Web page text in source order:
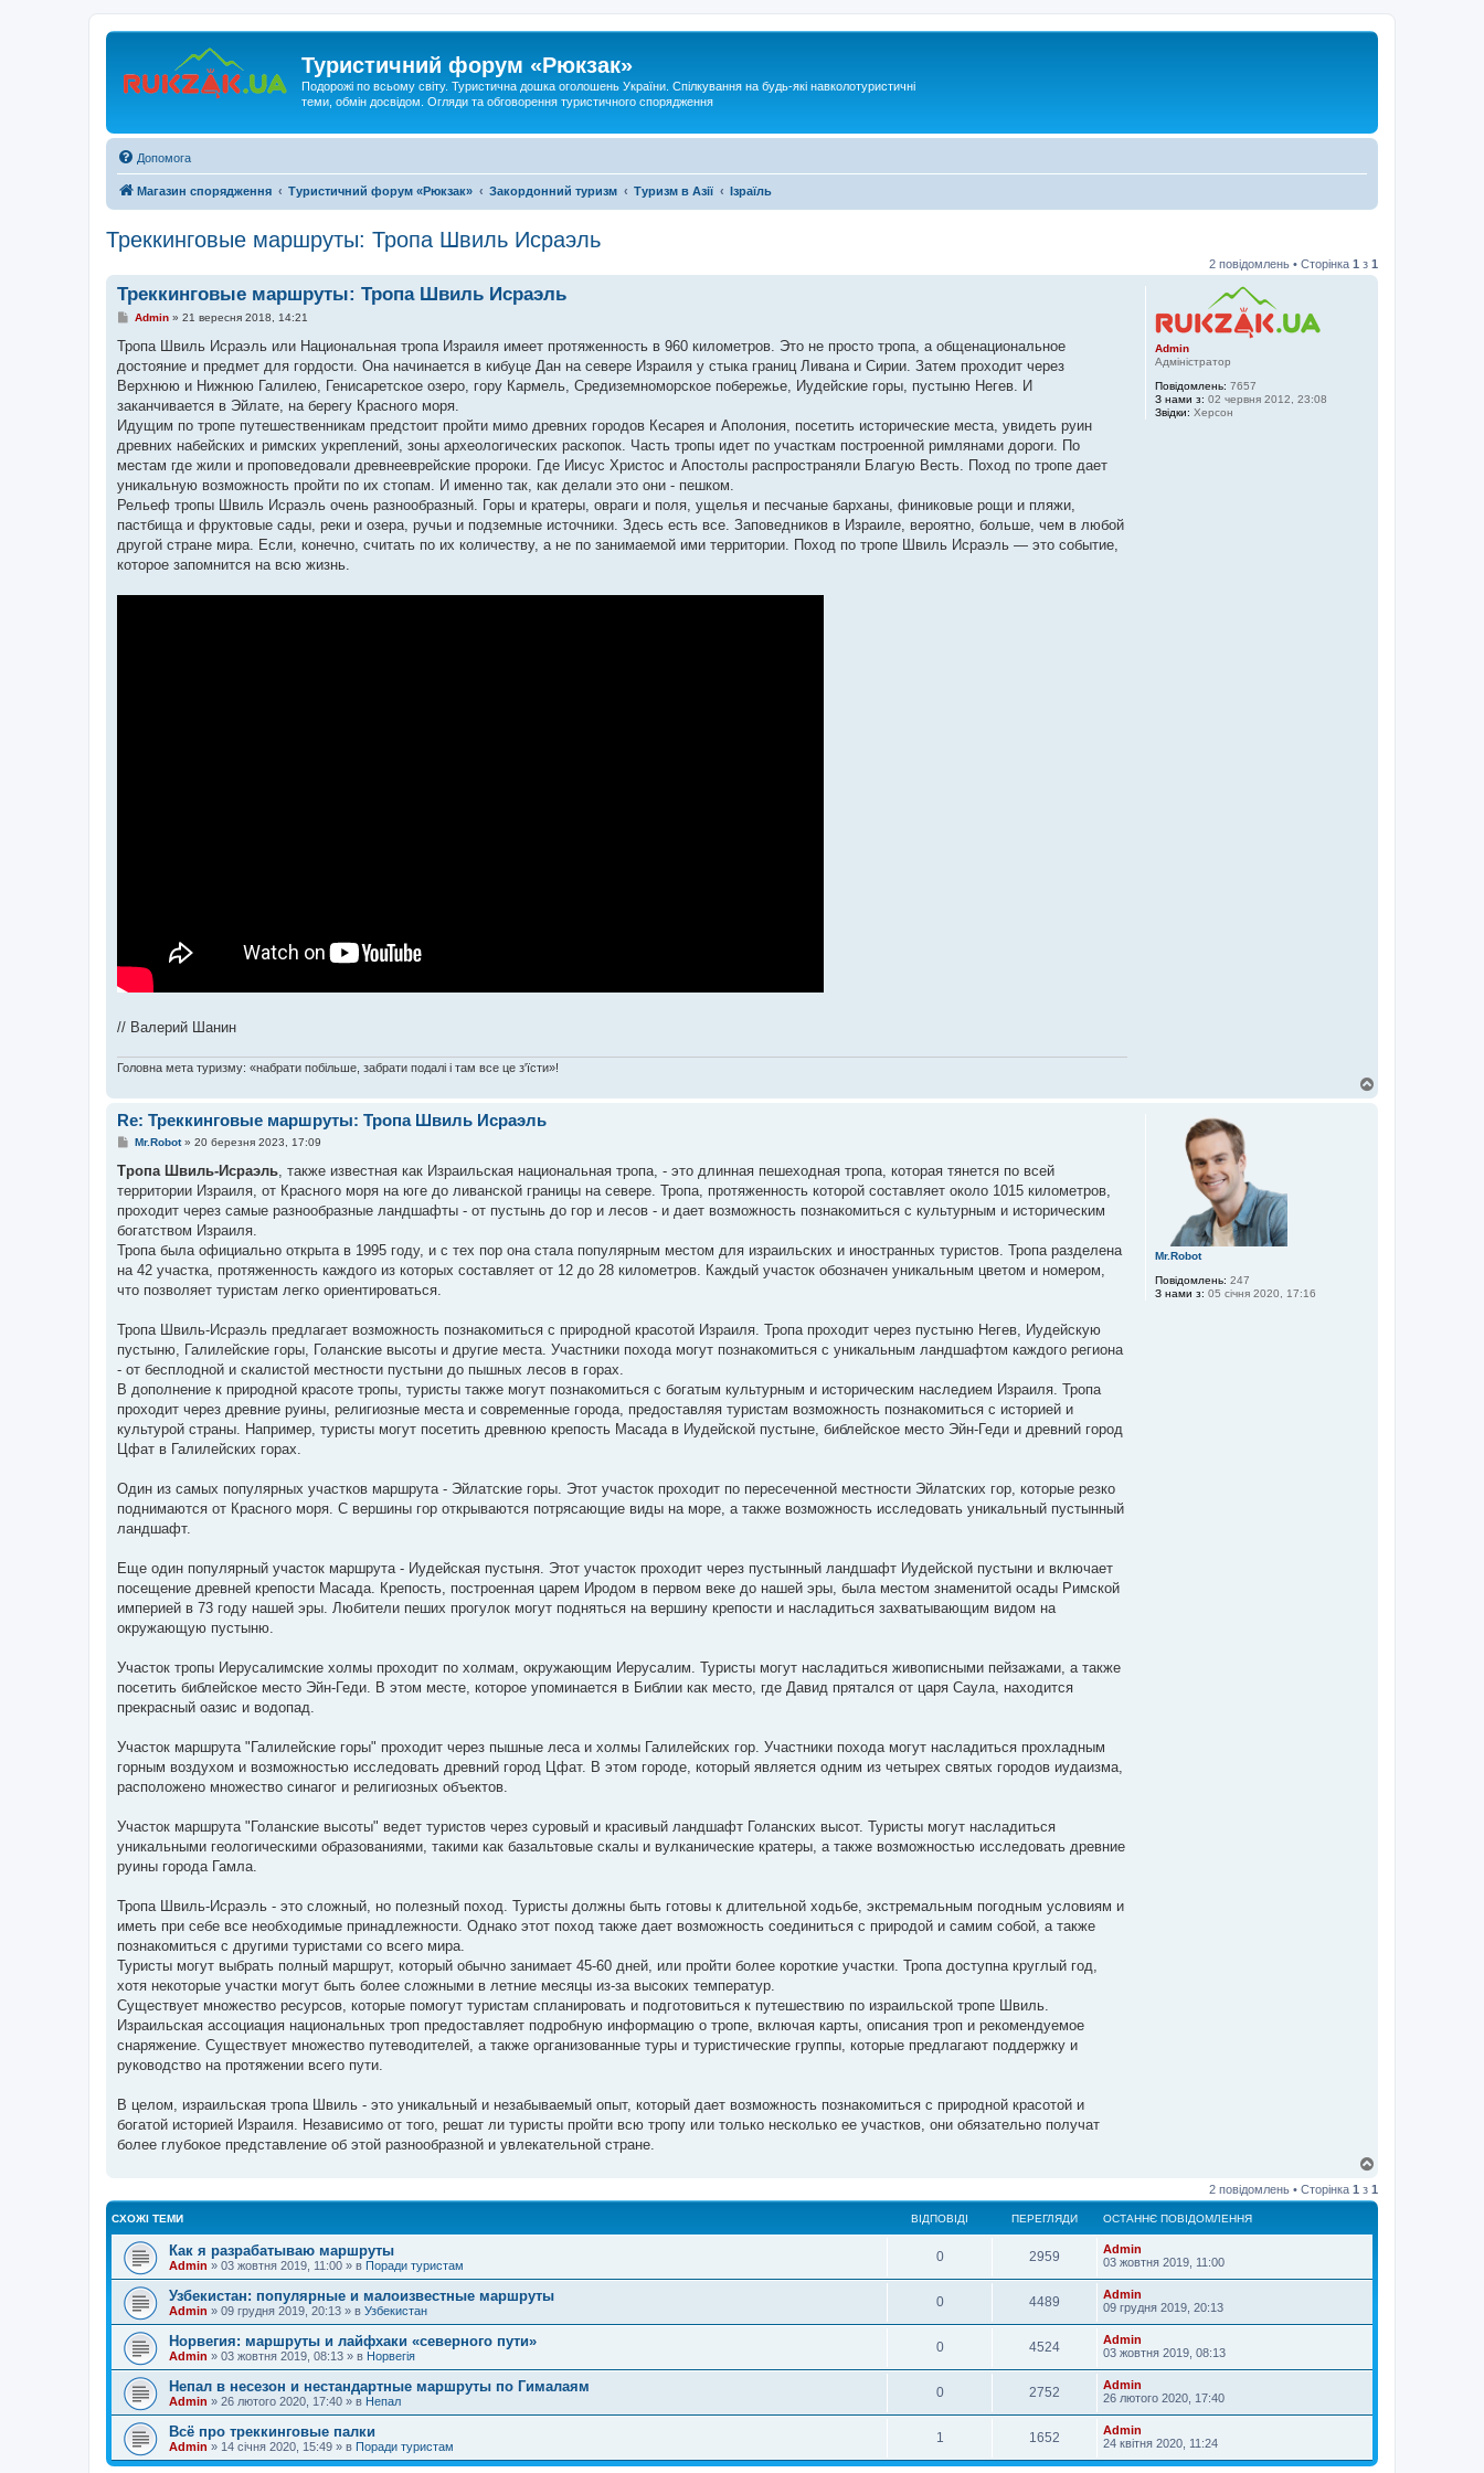
Туристичний форум «Рюкзак»
Подорожі по всьому світу. Туристична дошка оголошень України. Спілкування на будь-які навколотуристичні
теми, обмін досвідом. Огляди та обговорення туристичного спорядження
Допомога
Магазин спорядження Туристичний форум «Рюкзак» Закордонний туризм Туризм в Азії Ізраїль
Треккинговые маршруты: Тропа Швиль Исраэль
2 повідомлень • Сторінка 1 з 1
Admin
Адміністратор
Повідомлень: 7657
З нами з: 02 червня 2012, 23:08
Звідки: Херсон
Треккинговые маршруты: Тропа Швиль Исраэль
П
в
д
о
м
л
е
н
н
я
Admin» 21 вересня 2018, 14:21
Тропа Швиль Исраэль или Национальная тропа Израиля имеет протяженность в 960 километров. Это не просто тропа, а общенациональное
достояние и предмет для гордости. Она начинается в кибуце Дан на севере Израиля у стыка границ Ливана и Сирии. Затем проходит через
Верхнюю и Нижнюю Галилею, Генисаретское озеро, гору Кармель, Средиземноморское побережье, Иудейские горы, пустыню Негев. И
заканчивается в Эйлате, на берегу Красного моря.
Идущим по тропе путешественникам предстоит пройти мимо древних городов Кесарея и Аполония, посетить исторические места, увидеть руин
древних набейских и римских укреплений, зоны археологических раскопок. Часть тропы идет по участкам построенной римлянами дороги. По
местам где жили и проповедовали древнееврейские пророки. Где Иисус Христос и Апостолы распространяли Благую Весть. Поход по тропе дает
уникальную возможность пройти по их стопам. И именно так, как делали это они - пешком.
Рельеф тропы Швиль Исраэль очень разнообразный. Горы и кратеры, овраги и поля, ущелья и песчаные барханы, финиковые рощи и пляжи,
пастбища и фруктовые сады, реки и озера, ручьи и подземные источники. Здесь есть все. Заповедников в Израиле, вероятно, больше, чем в любой
другой стране мира. Если, конечно, считать по их количеству, а не по занимаемой ими территории. Поход по тропе Швиль Исраэль — это событие,
которое запомнится на всю жизнь.
// Валерий Шанин
Головна мета туризму: «набрати побільше, забрати подалі і там все це з'їсти»!
Mr.Robot
Повідомлень: 247
З нами з: 05 січня 2020, 17:16
Re: Треккинговые маршруты: Тропа Швиль Исраэль
П
в
д
о
л
е
н
я
Mr.Robot» 20 березня 2023, 17:09
Тропа Швиль-Исраэль , также известная как Израильская национальная тропа, - это длинная пешеходная тропа, которая тянется по всей
территории Израиля, от Красного моря на юге до ливанской границы на севере. Тропа, протяженность которой составляет около 1015 километров,
проходит через самые разнообразные ландшафты - от пустынь до гор и лесов - и дает возможность познакомиться с культурным и историческим
богатством Израиля.
Тропа была официально открыта в 1995 году, и с тех пор она стала популярным местом для израильских и иностранных туристов. Тропа разделена
на 42 участка, протяженность каждого из которых составляет от 12 до 28 километров. Каждый участок обозначен уникальным цветом и номером,
что позволяет туристам легко ориентироваться.
Тропа Швиль-Исраэль предлагает возможность познакомиться с природной красотой Израиля. Тропа проходит через пустыню Негев, Иудейскую
пустыню, Галилейские горы, Голанские высоты и другие места. Участники похода могут познакомиться с уникальным ландшафтом каждого региона
- от бесплодной и скалистой местности пустыни до пышных лесов в горах.
В дополнение к природной красоте тропы, туристы также могут познакомиться с богатым культурным и историческим наследием Израиля. Тропа
проходит через древние руины, религиозные места и современные города, предоставляя туристам возможность познакомиться с историей и
культурой страны. Например, туристы могут посетить древнюю крепость Масада в Иудейской пустыне, библейское место Эйн-Геди и древний город
Цфат в Галилейских горах.
Один из самых популярных участков маршрута - Эйлатские горы. Этот участок проходит по пересеченной местности Эйлатских гор, которые резко
поднимаются от Красного моря. С вершины гор открываются потрясающие виды на море, а также возможность исследовать уникальный пустынный
ландшафт.
Еще один популярный участок маршрута - Иудейская пустыня. Этот участок проходит через пустынный ландшафт Иудейской пустыни и включает
посещение древней крепости Масада. Крепость, построенная царем Иродом в первом веке до нашей эры, была местом знаменитой осады Римской
империей в 73 году нашей эры. Любители пеших прогулок могут подняться на вершину крепости и насладиться захватывающим видом на
окружающую пустыню.
Участок тропы Иерусалимские холмы проходит по холмам, окружающим Иерусалим. Туристы могут насладиться живописными пейзажами, а также
посетить библейское место Эйн-Геди. В этом месте, которое упоминается в Библии как место, где Давид прятался от царя Саула, находится
прекрасный оазис и водопад.
Участок маршрута "Галилейские горы" проходит через пышные леса и холмы Галилейских гор. Участники похода могут насладиться прохладным
горным воздухом и возможностью исследовать древний город Цфат. В этом городе, который является одним из четырех святых городов иудаизма,
расположено множество синагог и религиозных объектов.
Участок маршрута "Голанские высоты" ведет туристов через суровый и красивый ландшафт Голанских высот. Туристы могут насладиться
уникальными геологическими образованиями, такими как базальтовые скалы и вулканические кратеры, а также возможностью исследовать древние
руины города Гамла.
Тропа Швиль-Исраэль - это сложный, но полезный поход. Туристы должны быть готовы к длительной ходьбе, экстремальным погодным условиям и
иметь при себе все необходимые принадлежности. Однако этот поход также дает возможность соединиться с природой и самим собой, а также
познакомиться с другими туристами со всего мира.
Туристы могут выбрать полный маршрут, который обычно занимает 45-60 дней, или пройти более короткие участки. Тропа доступна круглый год,
хотя некоторые участки могут быть более сложными в летние месяцы из-за высоких температур.
Существует множество ресурсов, которые помогут туристам спланировать и подготовиться к путешествию по израильской тропе Швиль.
Израильская ассоциация национальных троп предоставляет подробную информацию о тропе, включая карты, описания троп и рекомендуемое
снаряжение. Существует множество путеводителей, а также организованные туры и туристические группы, которые предлагают поддержку и
руководство на протяжении всего пути.
В целом, израильская тропа Швиль - это уникальный и незабываемый опыт, который дает возможность познакомиться с природной красотой и
богатой историей Израиля. Независимо от того, решат ли туристы пройти всю тропу или только несколько ее участков, они обязательно получат
более глубокое представление об этой разнообразной и увлекательной стране.
г
о
2 повідомлень • Сторінка 1 з 1
СХОЖІ ТЕМИ ВІДПОВІДІ ПЕРЕГЛЯДИ ОСТАННЄ ПОВІДОМЛЕННЯ
Как я разрабатываю маршруты
Admin » 03 жовтня 2019, 11:00 » в Поради туристам
0 2959
Admin
03 жовтня 2019, 11:00
Узбекистан: популярные и малоизвестные маршруты
Admin » 09 грудня 2019, 20:13 » в Узбекистан
0 4489
Admin
09 грудня 2019, 20:13
Норвегия: маршруты и лайфхаки «северного пути»
Admin » 03 жовтня 2019, 08:13 » в Норвегія
0 4524
Admin
03 жовтня 2019, 08:13
Непал в несезон и нестандартные маршруты по Гималаям
Admin » 26 лютого 2020, 17:40 » в Непал
0 2752
Admin
26 лютого 2020, 17:40
Всё про треккинговые палки
Admin » 14 січня 2020, 15:49 » в Поради туристам
1 1652
Admin
24 квітня 2020, 11:24